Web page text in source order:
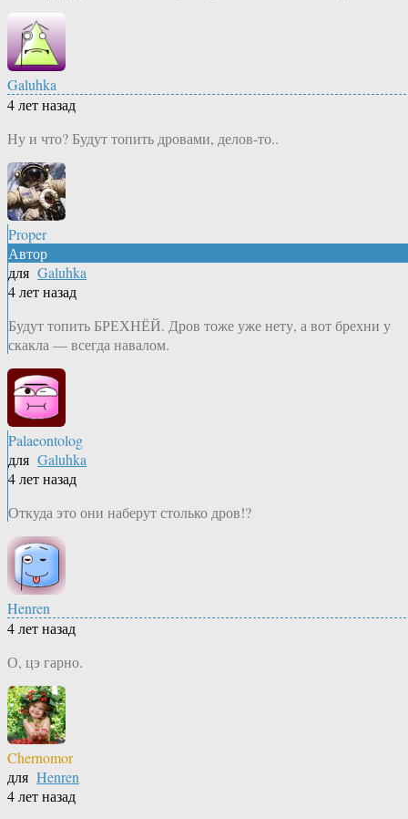
Galuhka
4 лет назад
Ну и что? Будут топить дровами, делов-то..
Proper
Автор
для Galuhka
4 лет назад
Будут топить БРЕХНЁЙ. Дров тоже уже нету, а вот брехни у
скакла — всегда навалом.
Palaeontolog
для Galuhka
4 лет назад
Откуда это они наберут столько дров!?
Henren
4 лет назад
О, цэ гарно.
Chernomor
для Henren
4 лет назад